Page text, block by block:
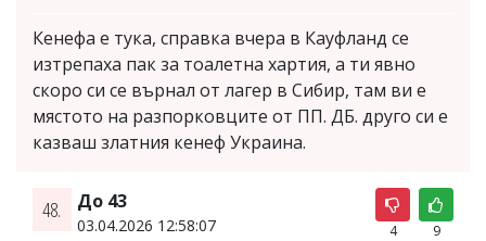
Кенефа е тука, справка вчера в Кауфланд се
изтрепаха пак за тоалетна хартия, а ти явно
скоро си се върнал от лагер в Сибир, там ви е
мястото на разпорковците от ПП. ДБ. друго си е
казваш златния кенеф Украина.
48. До 43
03.04.2026 12:58:07 4 9